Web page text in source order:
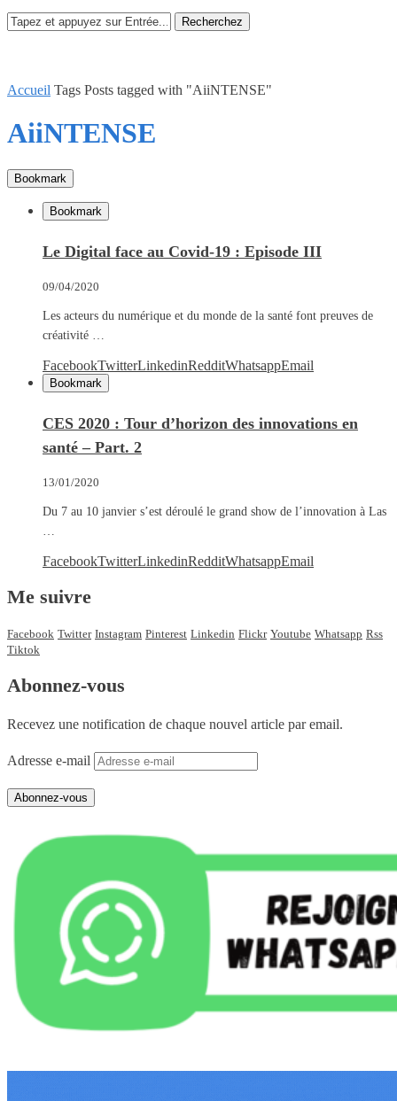
Recherchez
Accueil Tags Posts tagged with "AiiNTENSE"
AiiNTENSE
Bookmark
Bookmark
Le Digital face au Covid-19 : Episode III
09/04/2020
Les acteurs du numérique et du monde de la santé font preuves de
créativité …
FacebookTwitterLinkedinRedditWhatsappEmail
Bookmark
CES 2020 : Tour d’horizon des innovations en
santé – Part. 2
13/01/2020
Du 7 au 10 janvier s’est déroulé le grand show de l’innovation à Las
FacebookTwitterLinkedinRedditWhatsappEmail
Me suivre
Facebook Twitter Instagram Pinterest Linkedin Flickr Youtube Whatsapp Rss
Tiktok
Abonnez-vous
Recevez une notification de chaque nouvel article par email.
Adresse e-mail
Abonnez-vous